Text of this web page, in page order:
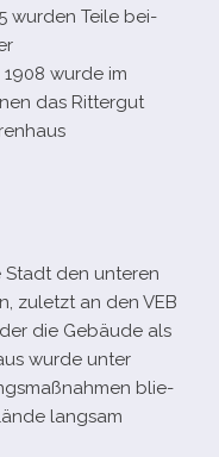
wur­den Teile bei­
wurde im
das Rittergut
Stadt den unte­ren
zuletzt an den VEB
die Gebäude als
wurde unter
blie­
lang­sam